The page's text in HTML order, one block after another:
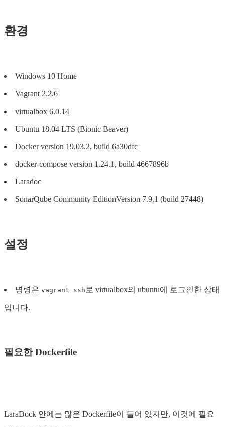
환경
Windows 10 Home
Vagrant 2.2.6
virtualbox 6.0.14
Ubuntu 18.04 LTS (Bionic Beaver)
Docker version 19.03.2, build 6a30dfc
docker-compose version 1.24.1, build 4667896b
Laradoc
SonarQube Community EditionVersion 7.9.1 (build 27448)
설정
명령은 vagrant ssh 로 virtualbox의 ubuntu에 로그인한 상태
입니다.
필요한 Dockerfile
LaraDock 안에는 많은 Dockerfile이 들어 있지만, 이것에 필요